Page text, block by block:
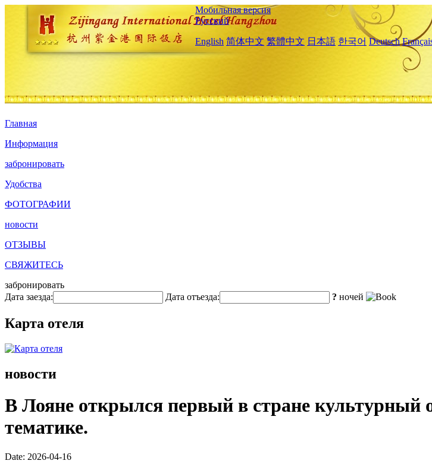
Мобильная версия
Русский
English 简体中文 繁體中文 日本語 한국어 Deutsch
Главная
Информация
забронировать
Удобства
ФОТОГРАФИИ
новости
ОТЗЫВЫ
СВЯЖИТЕСЬ
забронировать
Дата заезда:
Дата отъезда: ? ночей
Карта отеля
новости
В Лояне открылся первый в стране культурный
тематике.
Date: 2026-04-16